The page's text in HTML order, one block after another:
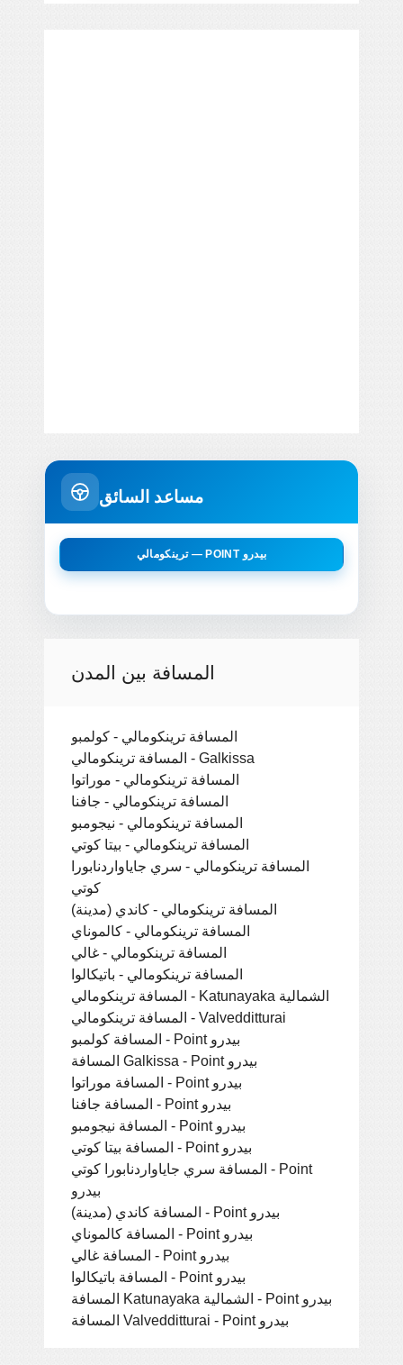
مساعد السائق
ترينكومالي — POINT بيدرو
المسافة بين المدن
المسافة ترينكومالي - كولمبو
المسافة ترينكومالي - Galkissa
المسافة ترينكومالي - موراتوا
المسافة ترينكومالي - جافنا
المسافة ترينكومالي - نيجومبو
المسافة ترينكومالي - بيتا كوتي
المسافة ترينكومالي - سري جاياواردنابورا
كوتي
المسافة ترينكومالي - كاندي (مدينة)
المسافة ترينكومالي - كالموناي
المسافة ترينكومالي - غالي
المسافة ترينكومالي - باتيكالوا
المسافة ترينكومالي - Katunayaka الشمالية
المسافة ترينكومالي - Valvedditturai
المسافة كولمبو - Point بيدرو
المسافة Galkissa - Point بيدرو
المسافة موراتوا - Point بيدرو
المسافة جافنا - Point بيدرو
المسافة نيجومبو - Point بيدرو
المسافة بيتا كوتي - Point بيدرو
المسافة سري جاياواردنابورا كوتي - Point
بيدرو
المسافة كاندي (مدينة) - Point بيدرو
المسافة كالموناي - Point بيدرو
المسافة غالي - Point بيدرو
المسافة باتيكالوا - Point بيدرو
المسافة Katunayaka الشمالية - Point بيدرو
المسافة Valvedditturai - Point بيدرو